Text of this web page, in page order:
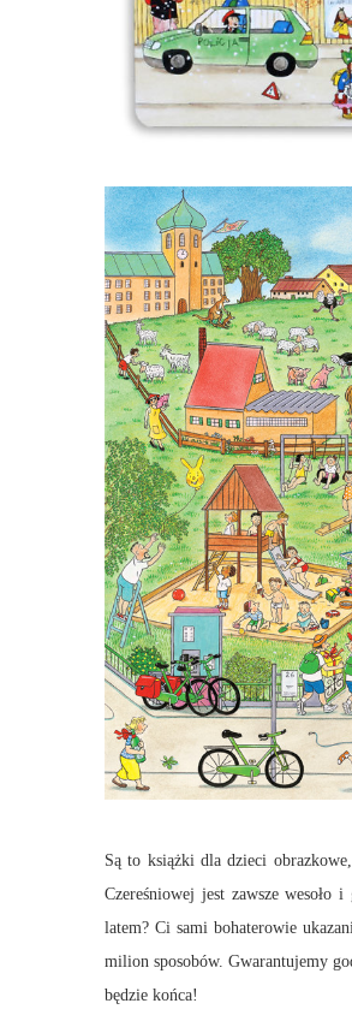
Są to książki dla dzieci
Czereśniowej jest zawsze
latem? Ci sami bohaterowie
milion sposobów. Gwarantujemy
będzie końca!